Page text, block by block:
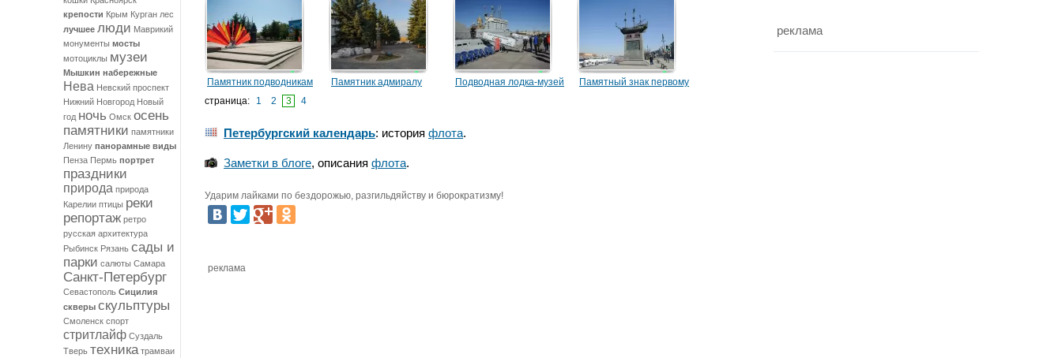
крепости Крым Курган лес
лучшее люди Маврикий
монументы мосты
мотоциклы музеи
Мышкин набережные
Нева Невский проспект
Нижний Новгород Новый
год ночь Омск осень
памятники памятники
Ленину панорамные виды
Пенза Пермь портрет
праздники
природа природа
Карелии птицы реки
репортаж ретро
русская архитектура
Рыбинск Рязань сады и
парки салюты Самара
Санкт-Петербург
Севастополь Сицилия
скверы скульптуры
Смоленск спорт
стритлайф Суздаль
Тверь техника трамваи
Памятник подводникам
Памятник адмиралу
Подводная лодка-музей
Памятный знак первому
страница: 1 2 3 4
Петербургский календарь: история флота.
Заметки в блоге, описания флота.
Ударим лайками по бездорожью, разгильдяйству и бюрократизму!
реклама
реклама